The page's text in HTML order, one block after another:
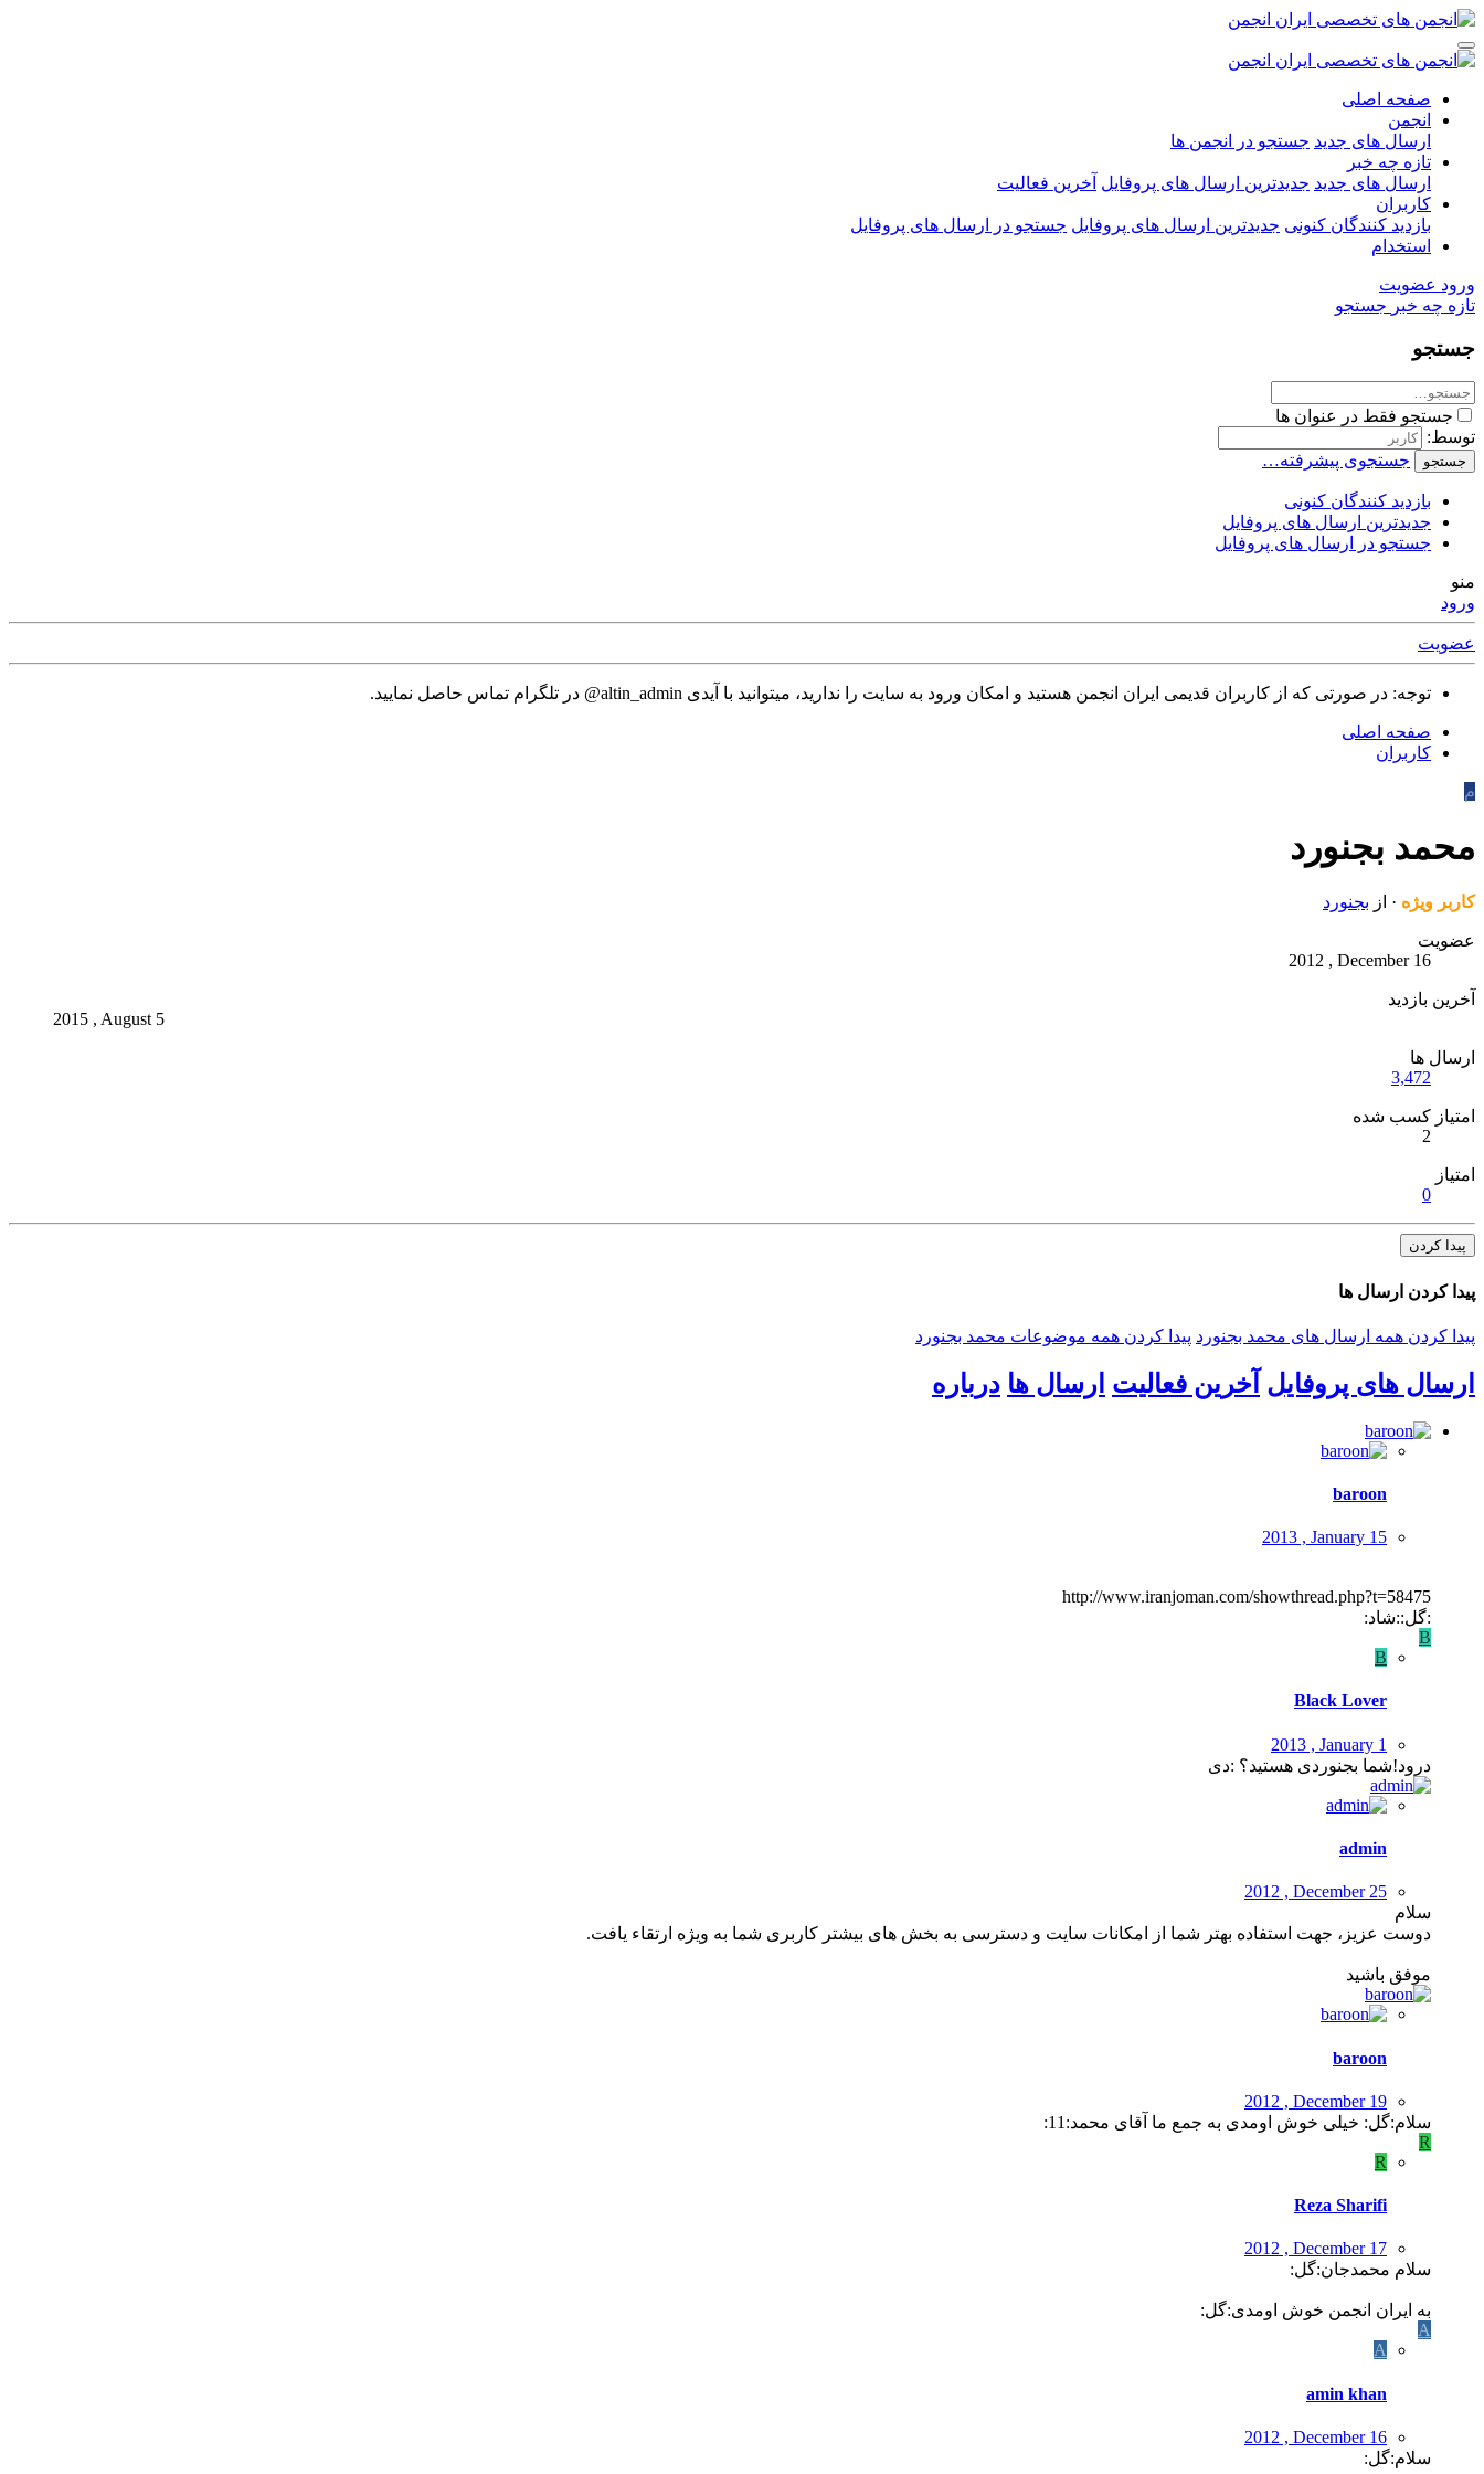
صفحه اصلی
انجمن
ارسال های جدید جستجو در انجمن ها
تازه چه خبر
ارسال های جدید جدیدترین ارسال های پروفایل آخرین فعالیت
کاربران
بازدید کنندگان کنونی جدیدترین ارسال های پروفایل جستجو در ارسال های پروفایل
استخدام
ورود عضویت
تازه چه خبر جستجو
جستجو
جستجو فقط در عنوان ها
توسط:
جستجو جستجوی پیشرفته…
بازدید کنندگان کنونی
جدیدترین ارسال های پروفایل
جستجو در ارسال های پروفایل
منو
ورود
عضویت
توجه: در صورتی که از کاربران قدیمی ایران انجمن هستید و امکان ورود به سایت را ندارید، میتوانید با آیدی altin_admin@ در تلگرام تماس حاصل نمایید.
صفحه اصلی
کاربران
م
محمد بجنورد
کاربر ويژه · از بجنورد
عضویت
2012 , December 16
آخرین بازدید
2015 , August 5
ارسال ها
3,472
امتیاز کسب شده
2
امتیاز
0
پیدا کردن
پیدا کردن ارسال ها
پیدا کردن همه ارسال های محمد بجنورد پیدا کردن همه موضوعات محمد بجنورد
ارسال های پروفایل آخرین فعالیت ارسال ها درباره
baroon
2013 , January 15
http://www.iranjoman.com/showthread.php?t=58475
:گل::شاد:
B
B
Black Lover
2013 , January 1
درود!شما بجنوردی هستید؟ :دی
admin
2012 , December 25
سلام
دوست عزیز، جهت استفاده بهتر شما از امکانات سایت و دسترسی به بخش های بیشتر کاربری شما به ویژه ارتقاء یافت.
موفق باشید
baroon
2012 , December 19
سلام:گل: خیلی خوش اومدی به جمع ما آقای محمد:11:
R
R
Reza Sharifi
2012 , December 17
سلام محمدجان:گل:
به ایران انجمن خوش اومدی:گل:
A
A
amin khan
2012 , December 16
سلام:گل: